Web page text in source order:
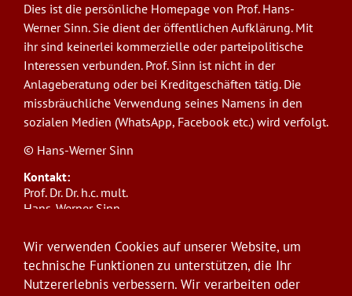
Dies ist die persönliche Homepage von Prof. Hans-
Werner Sinn. Sie dient der öffentlichen Aufklärung. Mit
ihr sind keinerlei kommerzielle oder parteipolitische
Interessen verbunden. Prof. Sinn ist nicht in der
Anlageberatung oder bei Kreditgeschäften tätig. Die
missbräuchliche Verwendung seines Namens in den
sozialen Medien (WhatsApp, Facebook etc.) wird verfolgt.
© Hans-Werner Sinn
Kontakt:
Prof. Dr. Dr. h.c. mult.
Hans-Werner Sinn,
ifo Institut
Poschingerstr. 5, 81679 München
Telefon: +49(0)89/9224-1276
E-Mail:sinn@ifo.de
Wir verwenden Cookies auf unserer Website, um
technische Funktionen zu unterstützen, die Ihr
Nutzererlebnis verbessern. Wir verarbeiten oder